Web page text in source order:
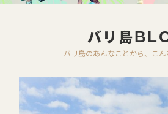
バリ島
バリ島のあんなことから、こん